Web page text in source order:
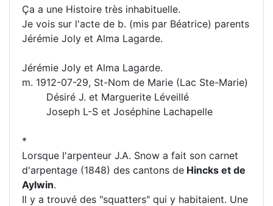
Ça a une Histoire très inhabituelle.
Je vois sur l'acte de b. (mis par Béatrice) parents
Jérémie Joly et Alma Lagarde.
Jérémie Joly et Alma Lagarde.
m. 1912-07-29, St-Nom de Marie (Lac Ste-Marie)
Désiré J. et Marguerite Léveillé
Joseph L-S et Joséphine Lachapelle
*
Lorsque l'arpenteur J.A. Snow a fait son carnet
d'arpentage (1848) des cantons de Hincks et de
Aylwin.
Il y a trouvé des "squatters" qui y habitaient. Une